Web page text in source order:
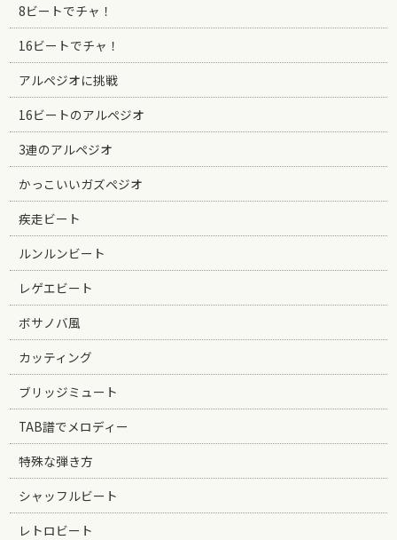
8ビートでチャ！
16ビートでチャ！
アルペジオに挑戦
16ビートのアルペジオ
3連のアルペジオ
かっこいいガズペジオ
疾走ビート
ルンルンビート
レゲエビート
ボサノバ風
カッティング
ブリッジミュート
TAB譜でメロディー
特殊な弾き方
シャッフルビート
レトロビート